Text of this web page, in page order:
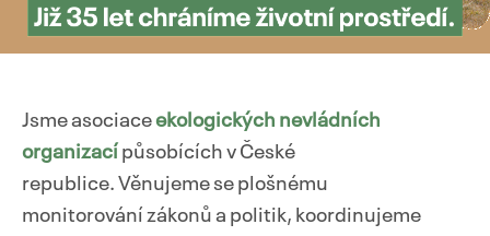
Pro média
Jsme asociaceekologických nevládních
organizací působících v České
republice. Věnujeme se plošnému
monitorování zákonů a politik, koordinujeme